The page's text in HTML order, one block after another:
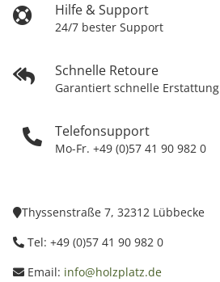
Hilfe & Support
24/7 bester Support
Schnelle Retoure
Garantiert schnelle Erstattung
Telefonsupport
Mo-Fr. +49 (0)57 41 90 982 0
Thyssenstraße 7, 32312 Lübbecke
Tel: +49 (0)57 41 90 982 0
Email: info@holzplatz.de